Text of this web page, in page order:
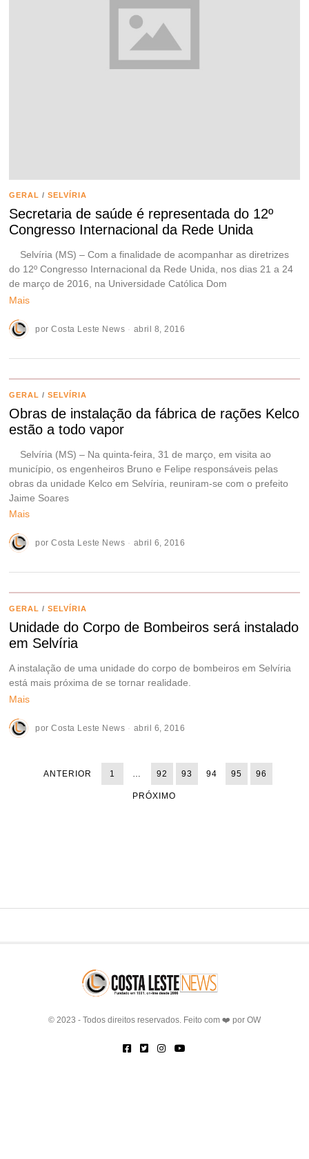
GERAL / SELVÍRIA
Secretaria de saúde é representada do 12º
Congresso Internacional da Rede Unida
Selvíria (MS) – Com a finalidade de acompanhar as diretrizes
do 12º Congresso Internacional da Rede Unida, nos dias 21 a 24
de março de 2016, na Universidade Católica Dom
Mais
porCosta Leste News abril 8, 2016
GERAL / SELVÍRIA
Obras de instalação da fábrica de rações Kelco
estão a todo vapor
Selvíria (MS) – Na quinta-feira, 31 de março, em visita ao
município, os engenheiros Bruno e Felipe responsáveis pelas
obras da unidade Kelco em Selvíria, reuniram-se com o prefeito
Jaime Soares
Mais
porCosta Leste News abril 6, 2016
GERAL / SELVÍRIA
Unidade do Corpo de Bombeiros será instalado
em Selvíria
A instalação de uma unidade do corpo de bombeiros em Selvíria
está mais próxima de se tornar realidade.
Mais
porCosta Leste News abril 6, 2016
ANTERIOR 1 92 93 94 95 96
PRÓXIMO
© 2023 - Todos direitos reservados. Feito com ❤️ por OW